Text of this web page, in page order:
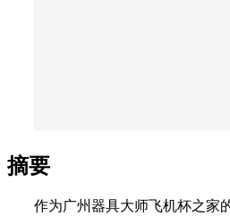
摘要
作为广州器具大师飞机杯之家